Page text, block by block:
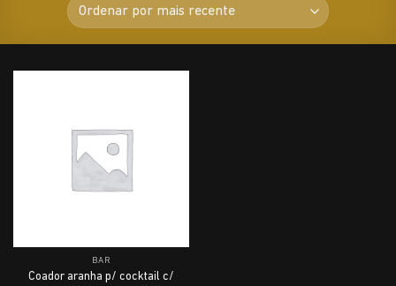
BAR
Coador aranha p/ cocktail c/